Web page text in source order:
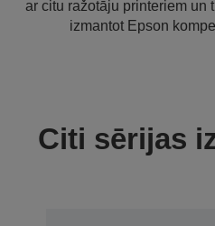
ar citu ražotāju printeriem
izmantot Epson
Citi sērijas